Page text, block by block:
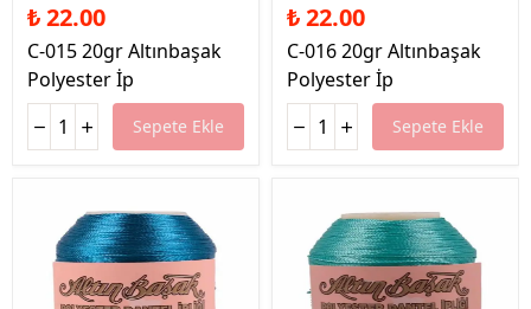
₺ 22.00
C-015 20gr Altınbaşak
Polyester İp
Sepete Ekle
₺ 22.00
C-016 20gr Altınbaşak
Polyester İp
Sepete Ekle